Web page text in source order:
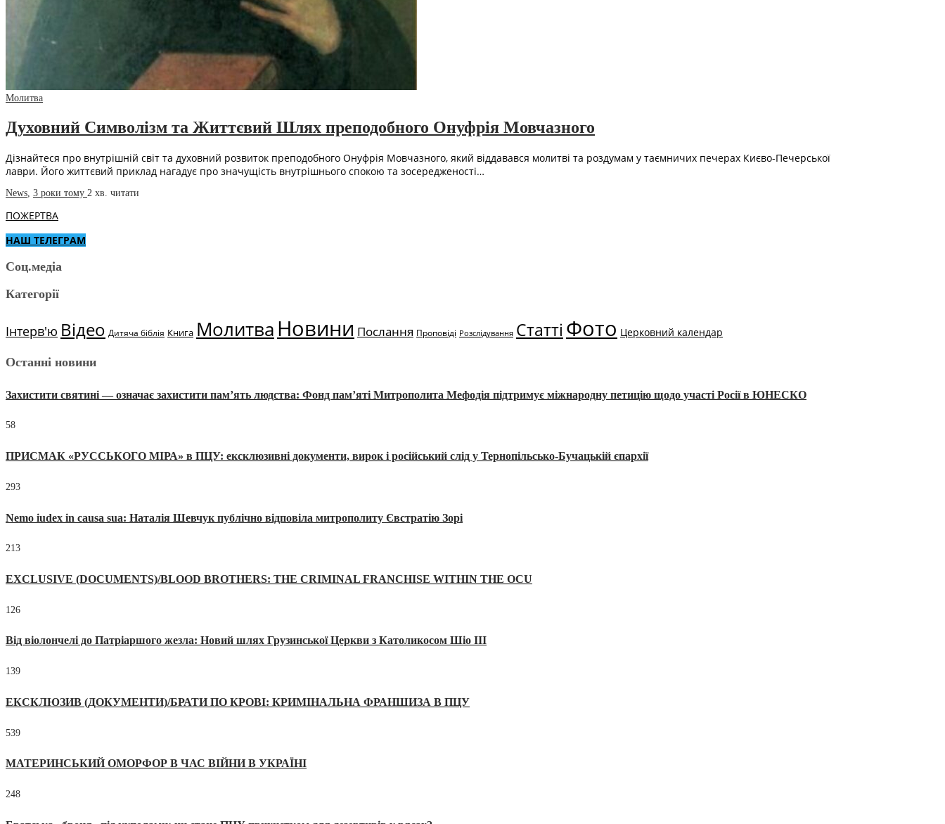
Молитва
Духовний Символізм та Життєвий Шлях преподобного Онуфрія Мовчазного
Дізнайтеся про внутрішній світ та духовний розвиток преподобного Онуфрія Мовчазного, який віддавався молитві та роздумам у таємничих печерах Києво-Печерської
лаври. Його життєвий приклад нагадує про значущість внутрішнього спокою та зосередженості…
News 3 роки тому 2 хв. читати
ПОЖЕРТВА
НАШ ТЕЛЕГРАМ
Соц.медіа
Категорії
Інтерв'ю Відео Дитяча біблія Книга МолитваНовини Послання Проповіді Розслідування Статті Фото Церковний календар
Останні новини
Захистити святині — означає захистити пам’ять людства: Фонд пам’яті Митрополита Мефодія підтримує міжнародну петицію щодо участі Росії в ЮНЕСКО
58
ПРИСМАК «РУССЬКОГО МІРА» в ПЦУ: ексклюзивні документи, вирок і російський слід у Тернопільсько-Бучацькій єпархії
293
Nemo iudex in causa sua: Наталія Шевчук публічно відповіла митрополиту Євстратію Зорі
213
EXCLUSIVE (DOCUMENTS)/BLOOD BROTHERS: THE CRIMINAL FRANCHISE WITHIN THE OCU
126
Від віолончелі до Патріаршого жезла: Новий шлях Грузинської Церкви з Католикосом Шіо III
139
ЕКСКЛЮЗИВ (ДОКУМЕНТИ)/БРАТИ ПО КРОВІ: КРИМІНАЛЬНА ФРАНШИЗА В ПЦУ
539
МАТЕРИНСЬКИЙ ОМОРФОР В ЧАС ВІЙНИ В УКРАЇНІ
248